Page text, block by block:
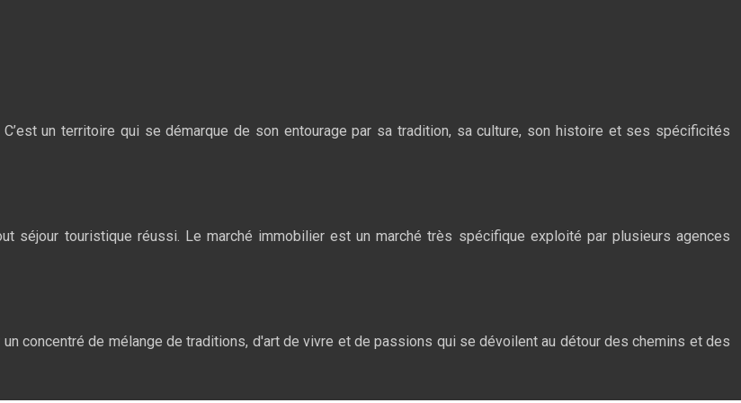
un territoire qui se démarque de son entourage par sa tradition, sa culture, son histoire et ses spécificités
séjour touristique réussi. Le marché immobilier est un marché très spécifique exploité par plusieurs agences
concentré de mélange de traditions, d'art de vivre et de passions qui se dévoilent au détour des chemins et des